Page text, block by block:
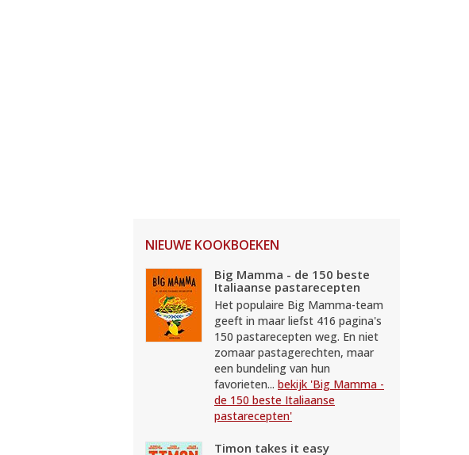
NIEUWE KOOKBOEKEN
Big Mamma - de 150 beste
Italiaanse pastarecepten
Het populaire Big Mamma-team
geeft in maar liefst 416 pagina's
150 pastarecepten weg. En niet
zomaar pastagerechten, maar
een bundeling van hun
favorieten... bekijk 'Big Mamma -
de 150 beste Italiaanse
pastarecepten'
Timon takes it easy